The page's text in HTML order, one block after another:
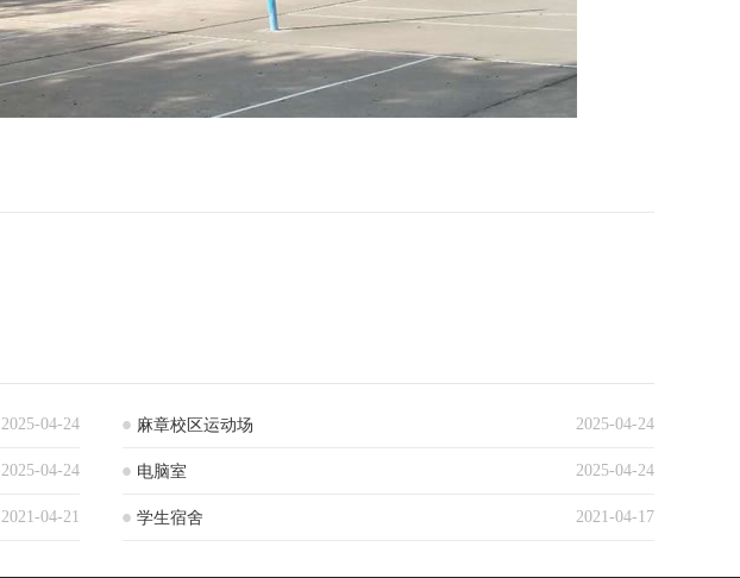
2025-04-24 2025-04-24
麻章校区运动场
2025-04-24 2025-04-24
电脑室
2021-04-21 2021-04-17
学生宿舍